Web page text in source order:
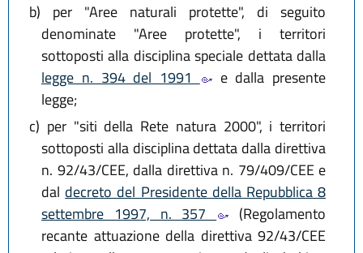
b) per "Aree naturali protette", di seguito
denominate "Aree protette", i territori
sottoposti alla disciplina speciale dettata dalla
legge n. 394 del 1991
e dalla presente
legge;
c) per "siti della Rete natura 2000", i territori
sottoposti alla disciplina dettata dalla direttiva
n. 92/43/CEE, dalla direttiva n. 79/409/CEE e
dal decreto del Presidente della Repubblica 8
settembre 1997, n. 357
(Regolamento
recante attuazione della direttiva 92/43/CEE